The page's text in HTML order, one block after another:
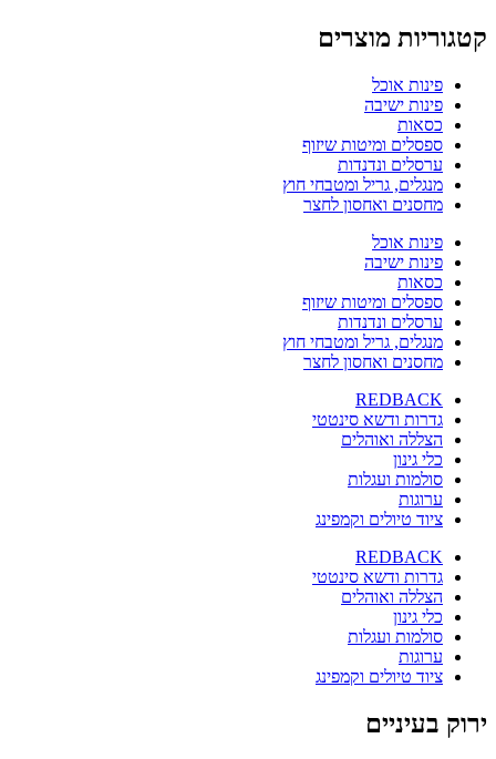
קטגוריות מוצרים
פינות אוכל
פינות ישיבה
כסאות
ספסלים ומיטות שיזוף
ערסלים ונדנדות
מנגלים, גריל ומטבחי חוץ
מחסנים ואחסון לחצר
פינות אוכל
פינות ישיבה
כסאות
ספסלים ומיטות שיזוף
ערסלים ונדנדות
מנגלים, גריל ומטבחי חוץ
מחסנים ואחסון לחצר
REDBACK
גדרות ודשא סינטטי
הצללה ואוהלים
כלי גינון
סולמות ועגלות
ערוגות
ציוד טיולים וקמפינג
REDBACK
גדרות ודשא סינטטי
הצללה ואוהלים
כלי גינון
סולמות ועגלות
ערוגות
ציוד טיולים וקמפינג
ירוק בעיניים